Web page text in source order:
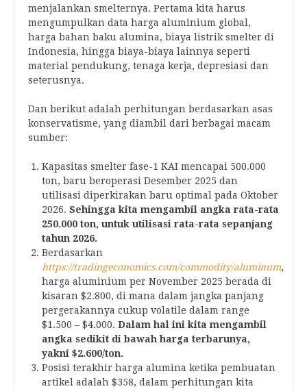
menjalankan smelternya. Pertama kita harus
mengumpulkan data harga aluminium global,
harga bahan baku alumina, biaya listrik smelter di
Indonesia, hingga biaya-biaya lainnya seperti
material pendukung, tenaga kerja, depresiasi dan
seterusnya.
Dan berikut adalah perhitungan berdasarkan asas
konservatisme, yang diambil dari berbagai macam
sumber:
Kapasitas smelter fase-1 KAI mencapai 500.000
ton, baru beroperasi Desember 2025 dan
utilisasi diperkirakan baru optimal pada Oktober
2026. Sehingga kita mengambil angka rata-rata
250.000 ton, untuk utilisasi rata-rata sepanjang
tahun 2026.
Berdasarkan
https://tradingeconomics.com/commodity/aluminum,
harga aluminium per November 2025 berada di
kisaran $2.800, di mana dalam jangka panjang
pergerakannya cukup volatile dalam range
$1.500 – $4.000. Dalam hal ini kita mengambil
angka sedikit di bawah harga terbarunya,
yakni $2.600/ton.
Posisi terakhir harga alumina ketika pembuatan
artikel adalah $358, dalam perhitungan kita